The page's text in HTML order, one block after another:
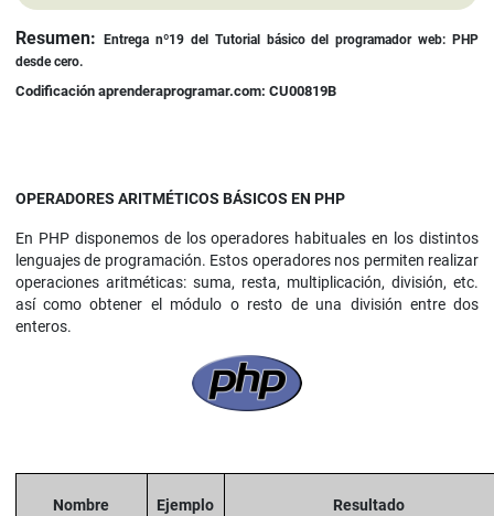
Detalles
Resumen: Entrega nº19del Tutorial básico del programador web: PHP
desde cero.
Codificación aprenderaprogramar.com: CU00819B
OPERADORES ARITMÉTICOS BÁSICOS EN PHP
En PHP disponemos de los operadores habituales en los distintos
lenguajes de programación. Estos operadores nos permiten realizar
operaciones aritméticas: suma, resta, multiplicación, división, etc.
así como obtener el módulo o resto de una división entre dos
enteros.
Nombre Ejemplo Resultado